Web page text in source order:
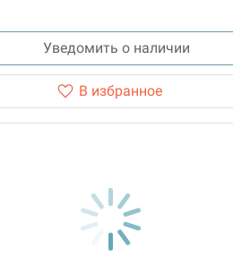
Уведомить о наличии
В избранное